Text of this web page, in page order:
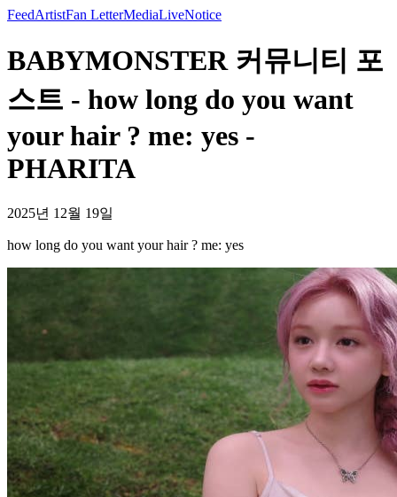
FeedArtistFan LetterMediaLiveNotice
BABYMONSTER 커뮤니티 포
스트 - how long do you want
your hair ? me: yes -
PHARITA
2025년 12월 19일
how long do you want your hair ? me: yes